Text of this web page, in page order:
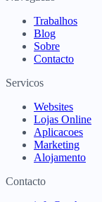
Trabalhos
Blog
Sobre
Contacto
Servicos
Websites
Lojas Online
Aplicacoes
Marketing
Alojamento
Contacto